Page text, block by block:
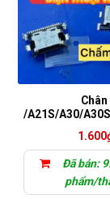
/A21S/A30/
1.600
Đã bán:
phẩm/